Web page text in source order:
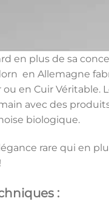
en plus de sa
en Allemagne
en Cuir Véritable.
avec des
biologique.
rare qui en
: